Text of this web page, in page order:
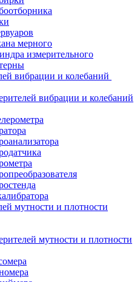
мерного
измерительного
вибрации и колебаний
вибрации и колебаний
мутности и плотности
мутности и плотности